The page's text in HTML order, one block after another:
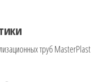
труб MasterPlast